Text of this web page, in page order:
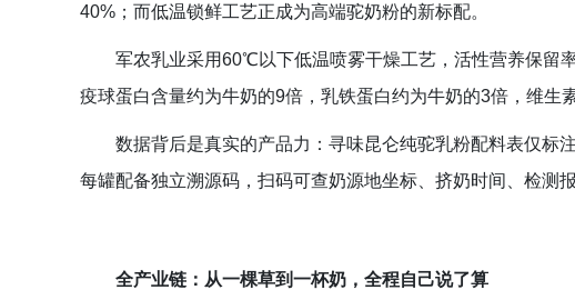
40%；而低温锁鲜工艺正成为高端驼奶粉的新标配。
军农乳业采用60℃以下低温喷雾干燥工艺，活性营养保留
疫球蛋白含量约为牛奶的9倍，乳铁蛋白约为牛奶的3倍，维生
数据背后是真实的产品力：寻味昆仑纯驼乳粉配料表仅标
每罐配备独立溯源码，扫码可查奶源地坐标、挤奶时间、检测
全产业链：从一棵草到一杯奶，全程自己说了算